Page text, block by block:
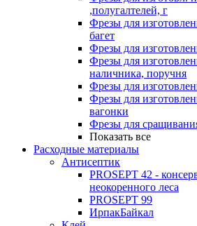
,полугалтелей, г
Фрезы для
багет
Фрезы для
Фрезы для
наличника, поручня
Фрезы для
Фрезы для
вагонки
Фрезы для
Показать все
Расходные материалы
Антисептик
PROSEPT 42 -
неокоренного леса
PROSEPT 99
ИрпакБайкал